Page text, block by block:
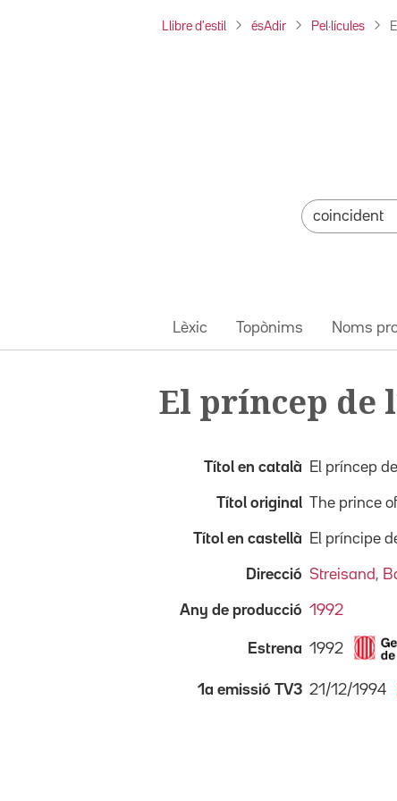
Llibre d'estil ésAdir Pel·lícules
Lèxic Topònims Noms
El príncep de
Títol en català El príncep
Títol original The prince
Títol en castellà El príncipe
Direcció Streisand,
Any de producció 1992
Estrena 1992
1a emissió TV3 21/12/1994